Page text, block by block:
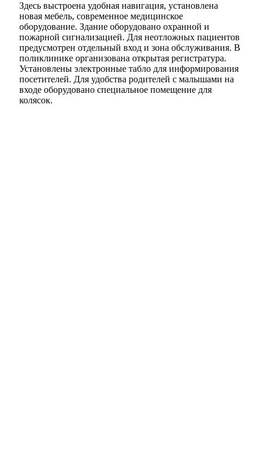
Здесь выстроена удобная навигация, установлена
новая мебель, современное медицинское
оборудование. Здание оборудовано охранной и
пожарной сигнализацией. Для неотложных пациентов
предусмотрен отдельный вход и зона обслуживания. В
поликлинике организована открытая регистратура.
Установлены электронные табло для информирования
посетителей. Для удобства родителей с малышами на
входе оборудовано специальное помещение для
колясок.